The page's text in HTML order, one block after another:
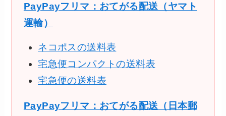
PayPayフリマ：おてがる配送（ヤマト
運輸）
ネコポスの送料表
宅急便コンパクトの送料表
宅急便の送料表
PayPayフリマ：おてがる配送（日本郵